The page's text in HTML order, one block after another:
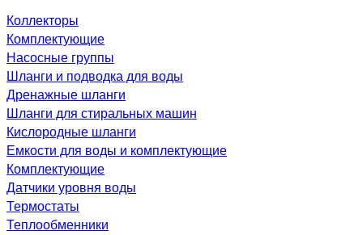
Коллекторы
Комплектующие
Насосные группы
Шланги и подводка для воды
Дренажные шланги
Шланги для стиральных машин
Кислородные шланги
Емкости для воды и комплектующие
Комплектующие
Датчики уровня воды
Термостаты
Теплообменники